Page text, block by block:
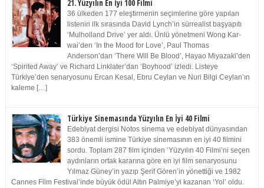
21. Yüzyılın En İyi 100 Filmi
36 ülkeden 177 eleştirmenin seçimlerine göre yapılan
listenin ilk sırasında David Lynch’in sürrealist başyapıtı
‘Mulholland Drive’ yer aldı. Ünlü yönetmeni Wong Kar-
wai’den ‘In the Mood for Love’, Paul Thomas
Anderson’dan ‘There Will Be Blood’, Hayao Miyazaki’den
‘Spirited Away’ ve Richard Linklater’dan ‘Boyhood’ izledi. Listeye
Türkiye’den senaryosunu Ercan Kesal, Ebru Ceylan ve Nuri Bilgi Ceylan’ın
kaleme […]
Türkiye Sinemasında Yüzyılın En İyi 40 Filmi
Edebiyat dergisi Notos sinema ve edebiyat dünyasından
383 önemli ismine Türkiye sinemasının en iyi 40 filmini
sordu. Toplam 287 film içinden ‘Yüzyılın 40 Filmi’ni seçen
aydınların ortak kararına göre en iyi film senaryosunu
Yılmaz Güney’in yazıp Şerif Gören’in yönettiği ve 1982
Cannes Film Festival’inde büyük ödül Altın Palmiye’yi kazanan ‘Yol’ oldu.